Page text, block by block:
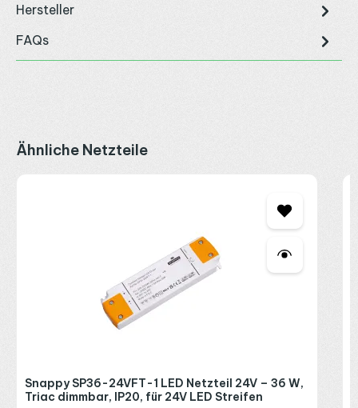
Hersteller
FAQs
Produktgalerie überspringen
Ähnliche Netzteile
Snappy SP36-24VFT-1 LED Netzteil 24V – 36 W,
Triac dimmbar, IP20, für 24V LED Streifen